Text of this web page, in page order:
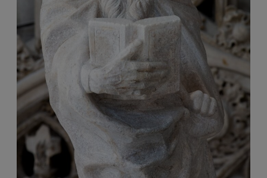
RIFIUTA TUTTI
GESTISCI I TUOI COOKIES
ACCETTA